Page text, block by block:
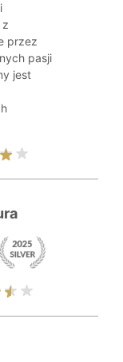
przez
pasji
jest